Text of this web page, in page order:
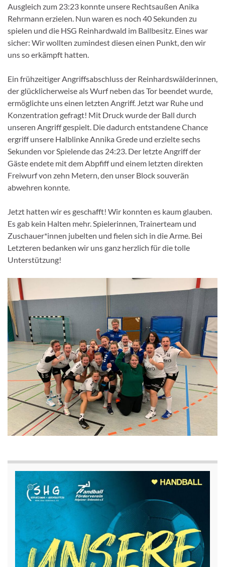
Ausgleich zum 23:23 konnte unsere Rechtsaußen Anika
Rehrmann erzielen. Nun waren es noch 40 Sekunden zu
spielen und die HSG Reinhardwald im Ballbesitz. Eines war
sicher: Wir wollten zumindest diesen einen Punkt, den wir
uns so erkämpft hatten.
Ein frühzeitiger Angriffsabschluss der Reinhardswälderinnen,
der glücklicherweise als Wurf neben das Tor beendet wurde,
ermöglichte uns einen letzten Angriff. Jetzt war Ruhe und
Konzentration gefragt! Mit Druck wurde der Ball durch
unseren Angriff gespielt. Die dadurch entstandene Chance
ergriff unsere Halblinke Annika Grede und erzielte sechs
Sekunden vor Spielende das 24:23. Der letzte Angriff der
Gäste endete mit dem Abpfiff und einem letzten direkten
Freiwurf von zehn Metern, den unser Block souverän
abwehren konnte.
Jetzt hatten wir es geschafft! Wir konnten es kaum glauben.
Es gab kein Halten mehr. Spielerinnen, Trainerteam und
Zuschauer*innen jubelten und fielen sich in die Arme. Bei
Letzteren bedanken wir uns ganz herzlich für die tolle
Unterstützung!